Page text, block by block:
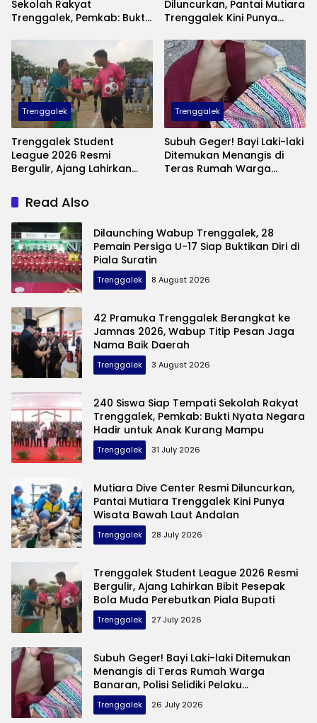
Sekolah Rakyat
Trenggalek, Pemkab: Bukti
Anak Kurang Mampu
Diluncurkan, Pantai Mutiara
Trenggalek Kini Punya
Andalan
Trenggalek
Trenggalek Student
League 2026 Resmi
Bergulir, Ajang Lahirkan
Perebutkan Piala Bupati
Trenggalek
Subuh Geger! Bayi Laki-laki
Ditemukan Menangis di
Teras Rumah Warga
Read Also
Dilaunching Wabup Trenggalek, 28
Pemain Persiga U-17 Siap Buktikan Diri di
Piala Suratin
Trenggalek 8 August 2026
42 Pramuka Trenggalek Berangkat ke
Jamnas 2026, Wabup Titip Pesan Jaga
Nama Baik Daerah
Trenggalek 3 August 2026
240 Siswa Siap Tempati Sekolah Rakyat
Trenggalek, Pemkab: Bukti Nyata Negara
Hadir untuk Anak Kurang Mampu
Trenggalek 31 July 2026
Mutiara Dive Center Resmi Diluncurkan,
Pantai Mutiara Trenggalek Kini Punya
Wisata Bawah Laut Andalan
Trenggalek 28 July 2026
Trenggalek Student League 2026 Resmi
Bergulir, Ajang Lahirkan Bibit Pesepak
Bola Muda Perebutkan Piala Bupati
Trenggalek 27 July 2026
Subuh Geger! Bayi Laki-laki Ditemukan
Menangis di Teras Rumah Warga
Banaran, Polisi Selidiki Pelaku
Pembuangan
Trenggalek 26 July 2026